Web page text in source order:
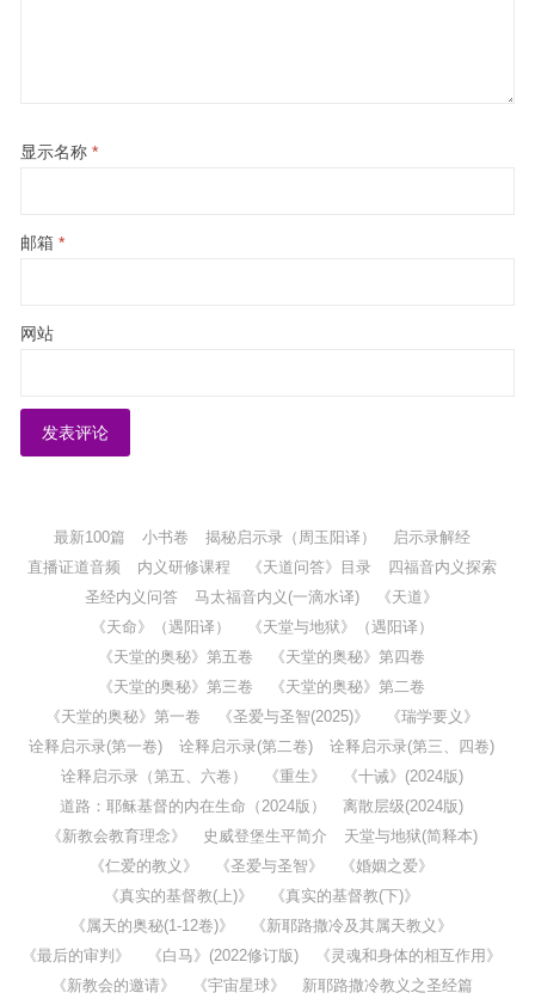
显示名称 *
邮箱 *
网站
最新100篇 小书卷 揭秘启示录（周玉阳译）
启示录解经
直播证道音频
内义研修课程 《天道问答》目录
四福音内义探索
圣经内义问答
马太福音内义(一滴水译)
《天道》
《天命》（遇阳译）
《天堂与地狱》（遇阳译）
《天堂的奥秘》第五卷
《天堂的奥秘》第四卷
《天堂的奥秘》第三卷
《天堂的奥秘》第二卷
《天堂的奥秘》第一卷
《圣爱与圣智(2025)》
《瑞学要义》
诠释启示录(第一卷)
诠释启示录(第二卷)
诠释启示录(第三、四卷)
诠释启示录（第五、六卷）
《重生》
《十诫》(2024版)
道路：耶稣基督的内在生命（2024版）
离散层级(2024版)
《新教会教育理念》
史威登堡生平简介
天堂与地狱(简释本)
《仁爱的教义》
《圣爱与圣智》
《婚姻之爱》
《真实的基督教(上)》
《真实的基督教(下)》
《属天的奥秘(1-12卷)》
《新耶路撒冷及其属天教义》
《最后的审判》
《白马》(2022修订版)
《灵魂和身体的相互作用》
《新教会的邀请》
《宇宙星球》 新耶路撒冷教义之圣经篇